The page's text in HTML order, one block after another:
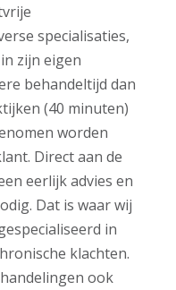
specialisaties,
zijn eigen
behandeltijd dan
(40 minuten)
worden
Direct aan de
eerlijk advies en
Dat is waar wij
in
klachten.
ook